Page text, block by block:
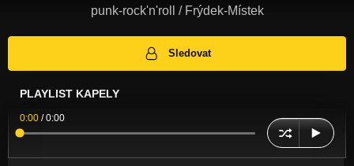
punk-rock'n'roll / Frýdek-Místek
Sledovat
PLAYLIST KAPELY
0:00 /0:00